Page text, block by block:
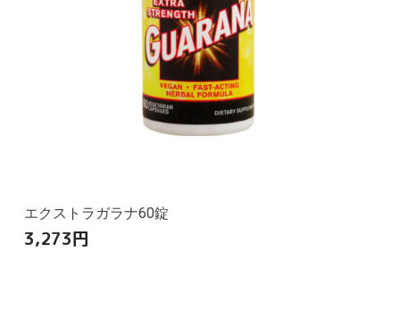
エクストラガラナ60錠
3,273円